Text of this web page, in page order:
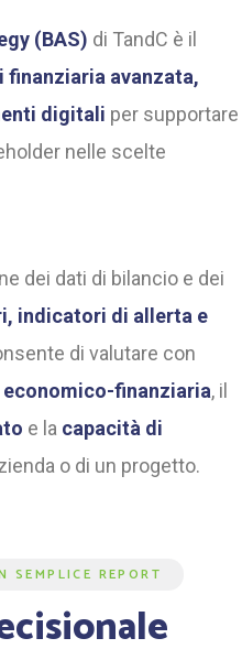
(BAS) di TandC è il
finanziaria avanzata,
digitali per supportare
nelle scelte
dei dati di bilancio e dei
indicatori di allerta e
di valutare con
finanziaria, il
e la capacità di
o di un progetto.
REPORT